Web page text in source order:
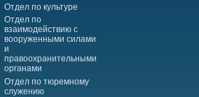
Отдел по культуре
Отдел по
взаимодействию с
вооруженными силами
и
правоохранительными
органами
Отдел по тюремному
служению